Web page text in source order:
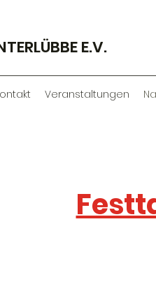
E.V.
Veranstaltungen